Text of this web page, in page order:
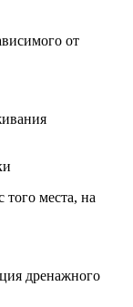
от
места, на
дренажного